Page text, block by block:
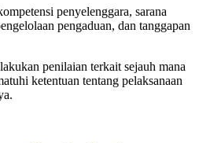
penyelenggara, sarana
pengaduan, dan tanggapan
penilaian terkait sejauh mana
ketentuan tentang pelaksanaan